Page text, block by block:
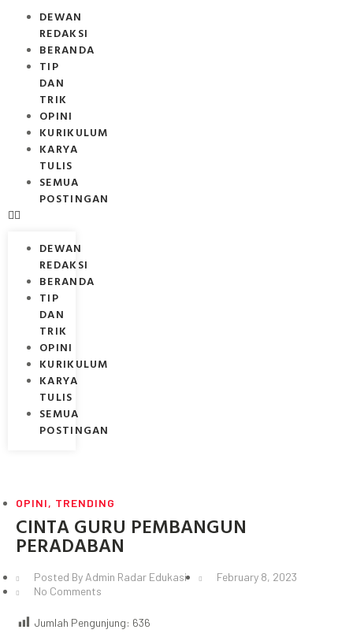
DEWAN
REDAKSI
BERANDA
TIP
DAN
TRIK
OPINI
KURIKULUM
KARYA
TULIS
SEMUA
POSTINGAN
DEWAN
REDAKSI
BERANDA
TIP
DAN
TRIK
OPINI
KURIKULUM
KARYA
TULIS
SEMUA
POSTINGAN
OPINI, TRENDING
CINTA GURU PEMBANGUN
PERADABAN
Posted By Admin Radar Edukasi
February 8, 2023
No Comments
Jumlah Pengunjung: 636